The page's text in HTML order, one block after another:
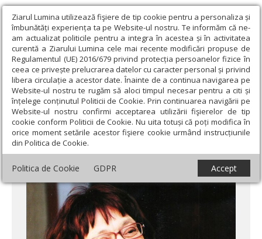
Ziarul Lumina utilizează fişiere de tip cookie pentru a personaliza și
îmbunătăți experiența ta pe Website-ul nostru. Te informăm că ne-
am actualizat politicile pentru a integra în acestea și în activitatea
curentă a Ziarului Lumina cele mai recente modificări propuse de
Regulamentul (UE) 2016/679 privind protecția persoanelor fizice în
ceea ce privește prelucrarea datelor cu caracter personal și privind
libera circulație a acestor date. Înainte de a continua navigarea pe
Website-ul nostru te rugăm să aloci timpul necesar pentru a citi și
înțelege conținutul Politicii de Cookie. Prin continuarea navigării pe
Website-ul nostru confirmi acceptarea utilizării fişierelor de tip
cookie conform Politicii de Cookie. Nu uita totuși că poți modifica în
orice moment setările acestor fişiere cookie urmând instrucțiunile
din Politica de Cookie.
Politica de Cookie GDPR Accept
Ziarul Lumina › Educaţie și Cultură › Cultură › Micaela Ghiţescu,
între uitare şi memorie
Micaela Ghiţescu, între uitare şi memorie